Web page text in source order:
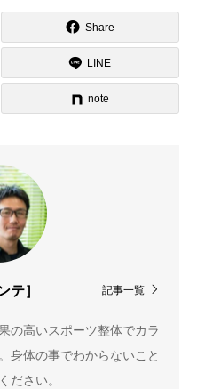
Share
LINE
note
記事一覧
テ］
の高いスポーツ整体でカラ
身体の事でわからないこと
ださい。